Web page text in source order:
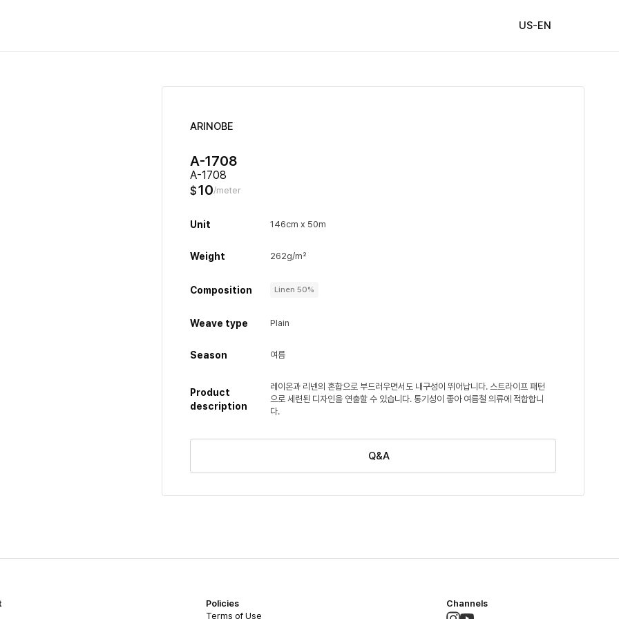
US-EN
ARINOBE
A-1708
A-1708
$10/meter
Unit 146cm x 50m
Weight 262g/m²
Composition Linen 50%
Weave type Plain
Season 여름
Product
description
레이온과 리넨의 혼합으로 부드러우면서도 내구성이 뛰어납니다. 스트라이프 패턴
으로 세련된 디자인을 연출할 수 있습니다. 통기성이 좋아 여름철 의류에 적합합니
다.
Q&A
Policies
Terms of Use
Channels